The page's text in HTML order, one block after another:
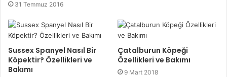
31 Temmuz 2016
Sussex Spanyel Nasıl Bir
Köpektir? Özellikleri ve
Bakımı
Çatalburun Köpeği
Özellikleri ve Bakımı
9 Mart 2018